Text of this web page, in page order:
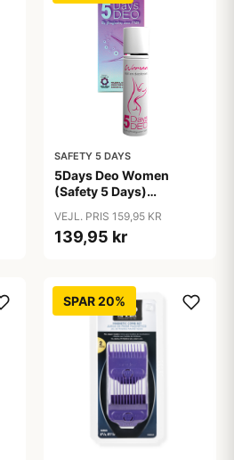
SAFETY 5 DAYS
5Days Deo Women
(Safety 5 Days)
VEJL. PRIS 159,95 KR
139,95 kr
SPAR 20%